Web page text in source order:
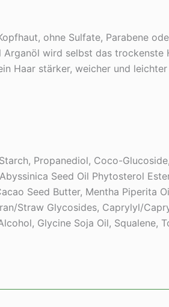
ohne Sulfate, Parabene
Arganöl wird selbst das trockenste
Haar stärker, weicher und leichter
Propanediol, Coco-
Seed Oil Phytosterol
Seed Butter, Mentha Piperita
Straw Glycosides, Caprylyl/
Glycine Soja Oil,